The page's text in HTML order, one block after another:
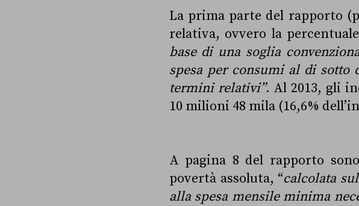
La prima parte del rapporto
relativa, ovvero la
base di una soglia
spesa per consumi al di sotto
termini relativi”. Al 2013, gli
10 milioni 48 mila (16,6%
A pagina 8 del rapporto
povertà assoluta, “calcolata
alla spesa mensile minima